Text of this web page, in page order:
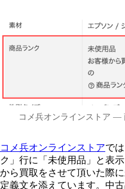
コメ兵オンラインストア —
コメ兵オンラインストアで
ク」行に「未使用品」と表
から買取をさせて頂いた際
定義文を添えています。中